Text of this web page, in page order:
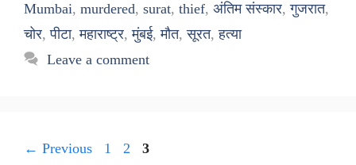
Mumbai, murdered, surat, thief, अंतिम संस्कार,गुजरात,
चोर,पीटा,महाराष्ट्र,मुंबई,मौत,सूरत,हत्या
Leave a comment
← Previous Page
1 Page
2 Page
3